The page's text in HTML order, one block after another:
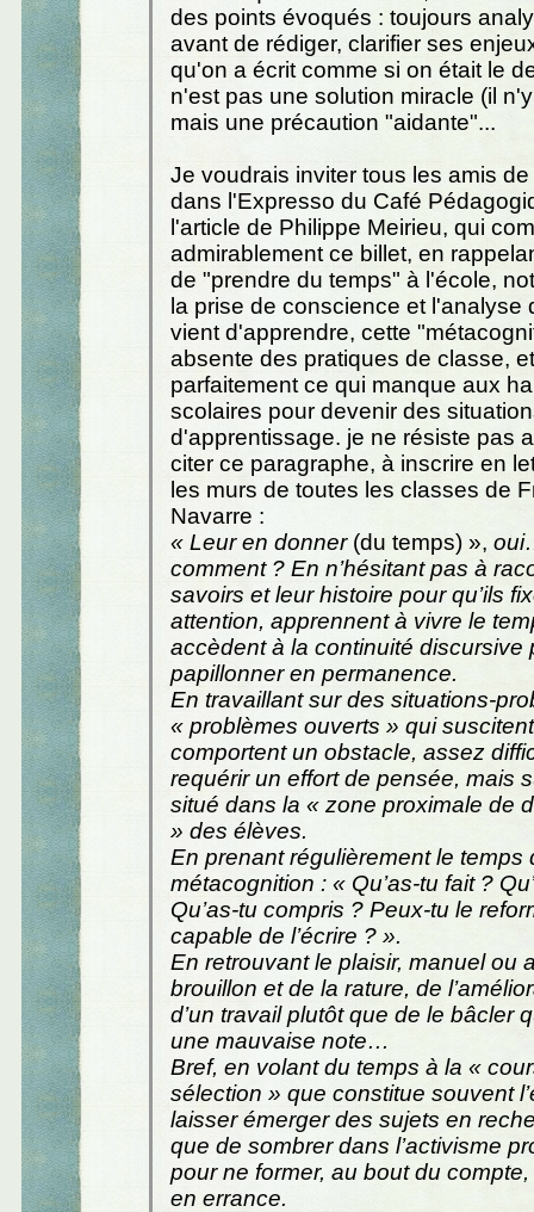
des points évoqués : toujours
avant de rédiger, clarifier ses
qu'on a écrit comme si on était le
n'est pas une solution miracle (il
mais une précaution "aidante"...
Je voudrais inviter tous les amis
dans l'Expresso du Café
l'article de Philippe Meirieu, qui
admirablement ce billet, en
de "prendre du temps" à l'école,
la prise de conscience et l'analyse
vient d'apprendre, cette
absente des pratiques de classe,
parfaitement ce qui manque aux
scolaires pour devenir des
d'apprentissage. je ne résiste pas
citer ce paragraphe, à inscrire en
les murs de toutes les classes de
Navarre :
« Leur en donner(du temps) »,
comment ? En n’hésitant pas à
savoirs et leur histoire pour qu’ils
attention, apprennent à vivre le
accèdent à la continuité discursive
papillonner en permanence.
En travaillant sur des situations-
« problèmes ouverts » qui
comportent un obstacle, assez
requérir un effort de pensée, mais
situé dans la « zone proximale de
» des élèves.
En prenant régulièrement le temps
métacognition : « Qu’as-tu fait ?
Qu’as-tu compris ? Peux-tu le
capable de l’écrire ? ».
En retrouvant le plaisir, manuel ou
brouillon et de la rature, de
d’un travail plutôt que de le bâcler
une mauvaise note…
Bref, en volant du temps à la «
sélection » que constitue souvent
laisser émerger des sujets en
que de sombrer dans l’activisme
pour ne former, au bout du
en errance.